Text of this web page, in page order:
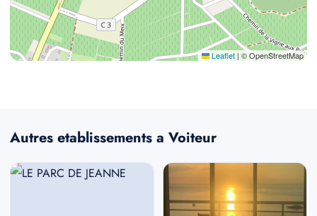
Leaflet | © OpenStreetMap
Autres etablissements a Voiteur